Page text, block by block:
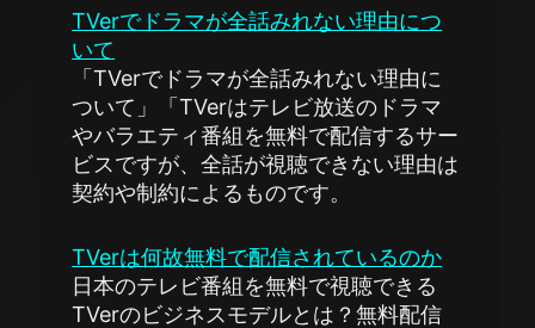
TVerでドラマが全話みれない理由につ
いて
「TVerでドラマが全話みれない理由に
ついて」「TVerはテレビ放送のドラマ
やバラエティ番組を無料で配信するサー
ビスですが、全話が視聴できない理由は
契約や制約によるものです。
TVerは何故無料で配信されているのか
日本のテレビ番組を無料で視聴できる
TVerのビジネスモデルとは？無料配信